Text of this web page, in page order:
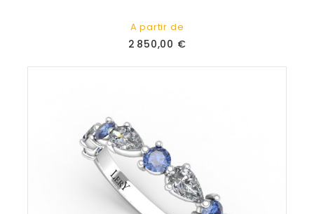
A partir de
Prix
2 850,00 €